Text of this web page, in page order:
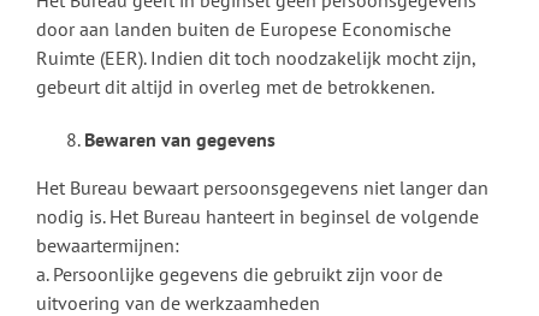
door aan landen buiten de Europese Economische
Ruimte (EER). Indien dit toch noodzakelijk mocht zijn,
gebeurt dit altijd in overleg met de betrokkenen.
Bewaren van gegevens
Het Bureau bewaart persoonsgegevens niet langer dan
nodig is. Het Bureau hanteert in beginsel de volgende
bewaartermijnen:
a. Persoonlijke gegevens die gebruikt zijn voor de
uitvoering van de werkzaamheden